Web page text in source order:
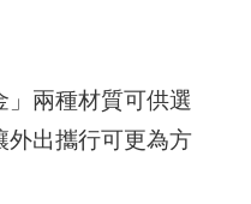
兩種材質可供選
外出攜行可更為方